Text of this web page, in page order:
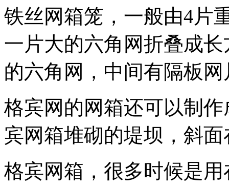
铁丝网箱笼，一般由4片
一片大的六角网折叠成长
的六角网，中间有隔板网
格宾网的网箱还可以制
宾网箱堆砌的堤坝，斜
格宾网箱，很多时候是